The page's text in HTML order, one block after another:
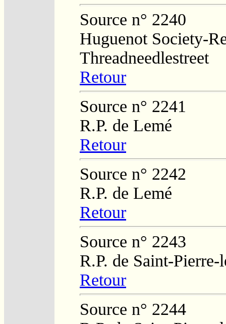
Source n° 2240
Huguenot Society-
Threadneedlestreet
Retour
Source n° 2241
R.P. de Lemé
Retour
Source n° 2242
R.P. de Lemé
Retour
Source n° 2243
R.P. de Saint-
Retour
Source n° 2244